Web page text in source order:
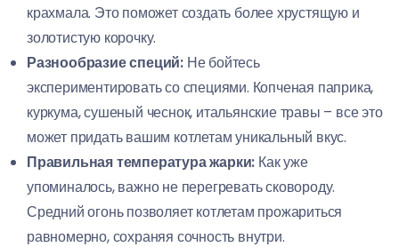
крахмала. Это поможет создать более хрустящую и
золотистую корочку.
Разнообразие специй: Не бойтесь
экспериментировать со специями. Копченая паприка,
куркума, сушеный чеснок, итальянские травы – все это
может придать вашим котлетам уникальный вкус.
Правильная температура жарки: Как уже
упоминалось, важно не перегревать сковороду.
Средний огонь позволяет котлетам прожариться
равномерно, сохраняя сочность внутри.